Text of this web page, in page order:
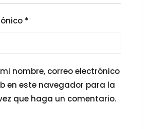
*
nombre, correo electrónico
en este navegador para la
que haga un comentario.